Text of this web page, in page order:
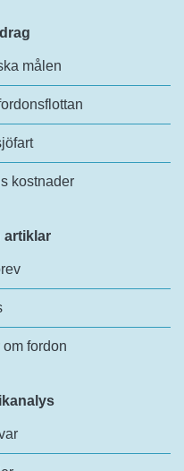
målen
kostnader
artiklar
fordon